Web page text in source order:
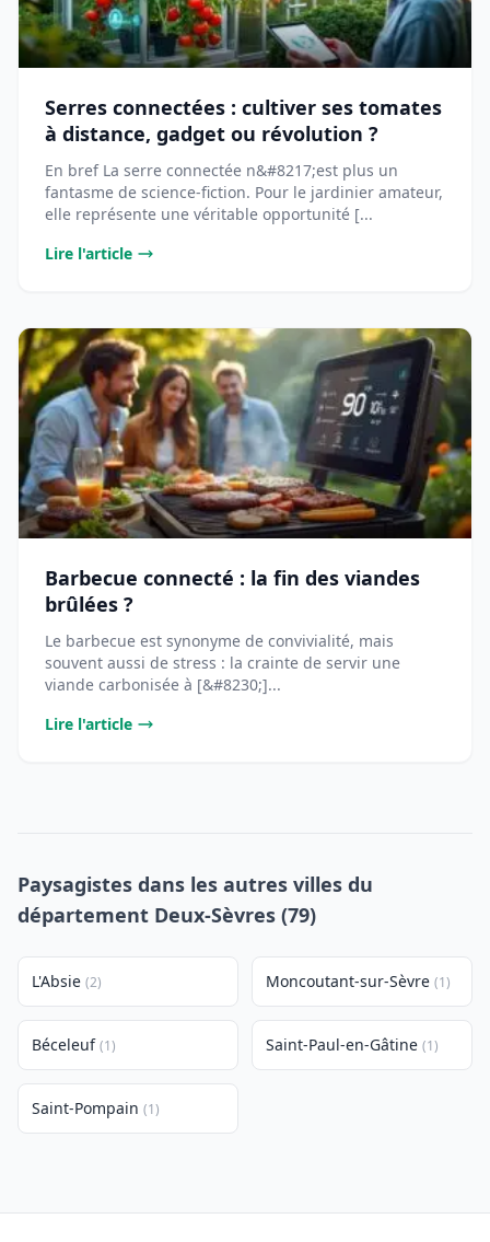
Serres connectées : cultiver ses tomates
à distance, gadget ou révolution ?
En bref La serre connectée n&#8217;est plus un
fantasme de science-fiction. Pour le jardinier amateur,
elle représente une véritable opportunité [...
Lire l'article
Barbecue connecté : la fin des viandes
brûlées ?
Le barbecue est synonyme de convivialité, mais
souvent aussi de stress : la crainte de servir une
viande carbonisée à [&#8230;]...
Lire l'article
Paysagistes dans les autres villes du
département Deux-Sèvres (79)
L'Absie (2) Moncoutant-sur-Sèvre (1)
Béceleuf (1) Saint-Paul-en-Gâtine (1)
Saint-Pompain (1)